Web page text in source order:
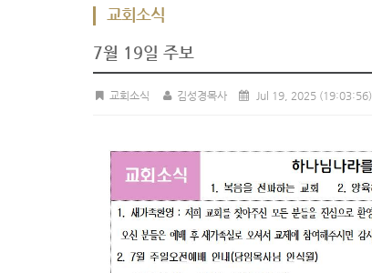
교회소식
7월 19일 주보
교회소식 김성경목사 Jul 19, 2025 (19:03:56)